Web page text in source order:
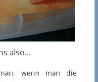
also…
wenn man die